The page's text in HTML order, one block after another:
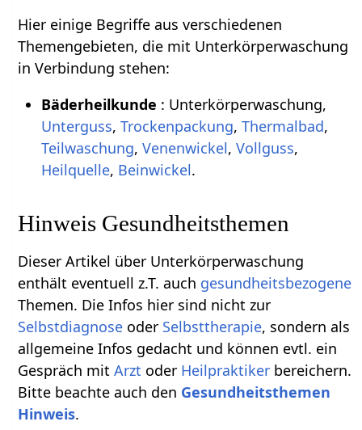
Hier einige Begriffe aus verschiedenen
Themengebieten, die mit Unterkörperwaschung
in Verbindung stehen:
Bäderheilkunde : Unterkörperwaschung,
Unterguss, Trockenpackung, Thermalbad,
Teilwaschung, Venenwickel, Vollguss,
Heilquelle, Beinwickel.
Hinweis Gesundheitsthemen
Dieser Artikel über Unterkörperwaschung
enthält eventuell z.T. auch gesundheitsbezogene
Themen. Die Infos hier sind nicht zur
Selbstdiagnose oder Selbsttherapie, sondern als
allgemeine Infos gedacht und können evtl. ein
Gespräch mitArzt oder Heilpraktiker bereichern.
Bitte beachte auch den Gesundheitsthemen
Hinweis.